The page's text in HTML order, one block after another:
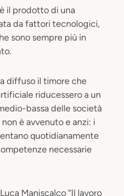
il prodotto di una
da fattori tecnologici,
sono sempre più in
diffuso il timore che
riducessero a un
bassa delle società
è avvenuto e anzi: i
quotidianamente
necessarie
Maniscalco “Il lavoro